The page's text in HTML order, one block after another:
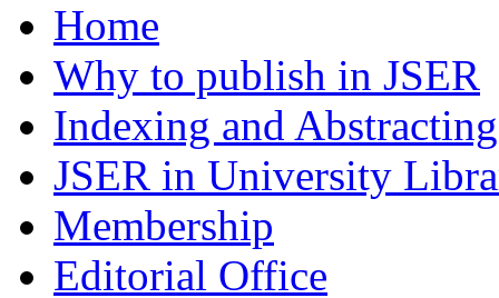
Home
Why to publish in JSER
Indexing and Abstracting
JSER in University
Membership
Editorial Office